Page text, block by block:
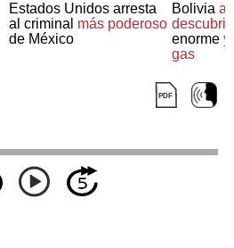
Estados Unidos arresta
al criminal más poderoso
de México
Bolivia
enorme
gas